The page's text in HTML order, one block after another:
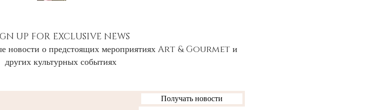
UP FOR EXCLUSIVE NEWS
новости о предстоящих мероприятиях Art & Gourmet и
других культурных событиях
Получать новости